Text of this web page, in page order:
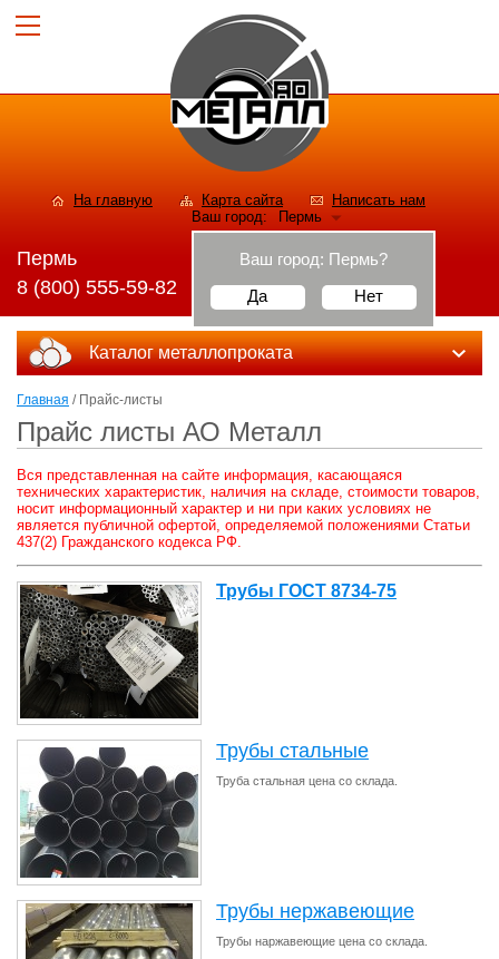
На главную Карта сайта
Написать нам
Ваш город:
Пермь
Ваш город: Пермь?
Да
Нет
Пермь
8 (800) 555-59-82
Каталог металлопроката
Главная / Прайс-листы
Прайс листы АО Металл
Вся представленная на сайте информация, касающаяся
технических характеристик, наличия на складе, стоимости товаров,
носит информационный характер и ни при каких условиях не
является публичной офертой, определяемой положениями Статьи
437(2) Гражданского кодекса РФ.
Трубы ГОСТ 8734-75
Трубы стальные
Труба стальная цена со склада.
Трубы нержавеющие
Трубы наржавеющие цена со склада.